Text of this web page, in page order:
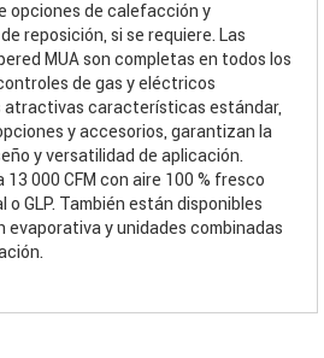
opciones de calefacción y
reposición, si se requiere. Las
MUA son completas en todos los
de gas y eléctricos
atractivas características estándar,
y accesorios, garantizan la
y versatilidad de aplicación.
13 000 CFM con aire 100 % fresco
GLP. También están disponibles
evaporativa y unidades combinadas